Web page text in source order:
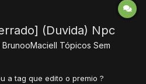
(Duvida) Npc
BrunooMaciell Tópicos Sem
a tag que edito o premio ?